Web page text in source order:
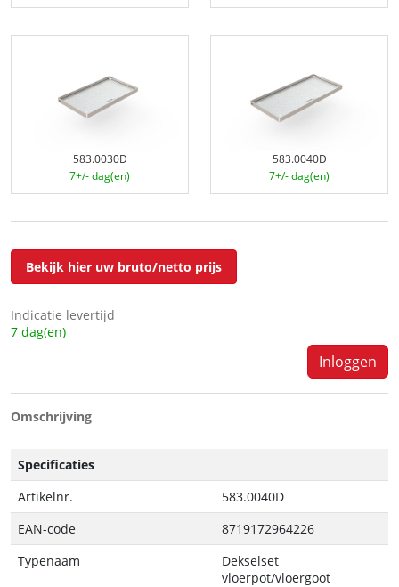
Bekijk hier uw bruto/netto prijs
Indicatie levertijd
7 dag(en)
Inloggen
Omschrijving
Specificaties
Artikelnr.
583.0040D
EAN-code
8719172964226
Typenaam
Dekselset
vloerpot/vloergoot
583.0030D
7+/- dag(en)
583.0040D
7+/- dag(en)